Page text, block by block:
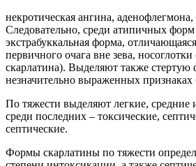
некротическая ангина,
Следовательно, среди атипичных форм
экстрабуккальная форма,
первичного очага вне зева,
скарлатина). Выделяют также стертую
незначительно выраженных признаках
По тяжести выделяют легкие,
среди последних – токсические,
септические.
Формы скарлатины по тяжести